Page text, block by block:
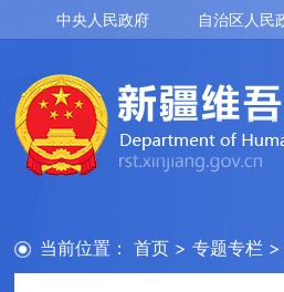
中央人民政府 自治区人民
当前位置： 首页 > 专题专栏 >